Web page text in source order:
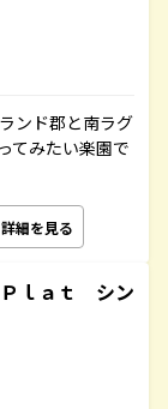
ンド郡と南ラグ
てみたい楽園で
詳細を見る
ｌａｔ シン